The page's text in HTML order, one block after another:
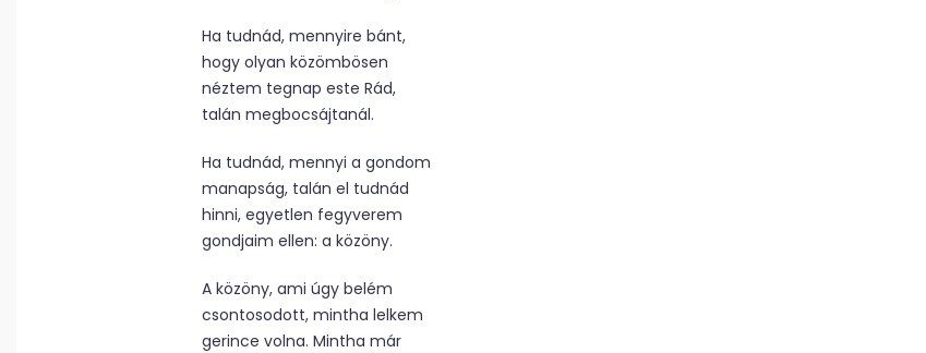
Ha tudnád, mennyire bánt,
hogy olyan közömbösen
néztem tegnap este Rád,
talán megbocsájtanál.
Ha tudnád, mennyi a gondom
manapság, talán el tudnád
hinni, egyetlen fegyverem
gondjaim ellen: a közöny.
A közöny, ami úgy belém
csontosodott, mintha lelkem
gerince volna. Mintha már